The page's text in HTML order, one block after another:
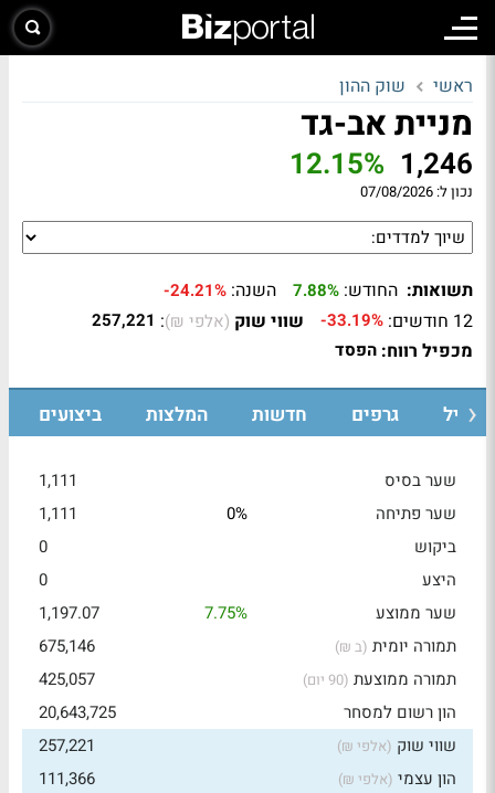
ראשי שוק ההון
מניית אב-גד
1,246
12.15%
נכון ל: 07/08/2026
תשואות: החודש: 7.88% השנה: -24.21%
12 חודשים: -33.19% שווי שוק (אלפי ₪):
257,221
מכפיל רווח: הפסד
גרפים חדשות המלצות ביצועים
שער בסיס
1,111
שער פתיחה
0%
1,111
ביקוש
0
היצע
0
שער ממוצע
7.75%
1,197.07
תמורה יומית (ב ₪)
675,146
תמורה ממוצעת (90 יום)
425,057
הון רשום למסחר
20,643,725
שווי שוק (אלפי ₪)
257,221
הון עצמי (אלפי ₪)
111,366